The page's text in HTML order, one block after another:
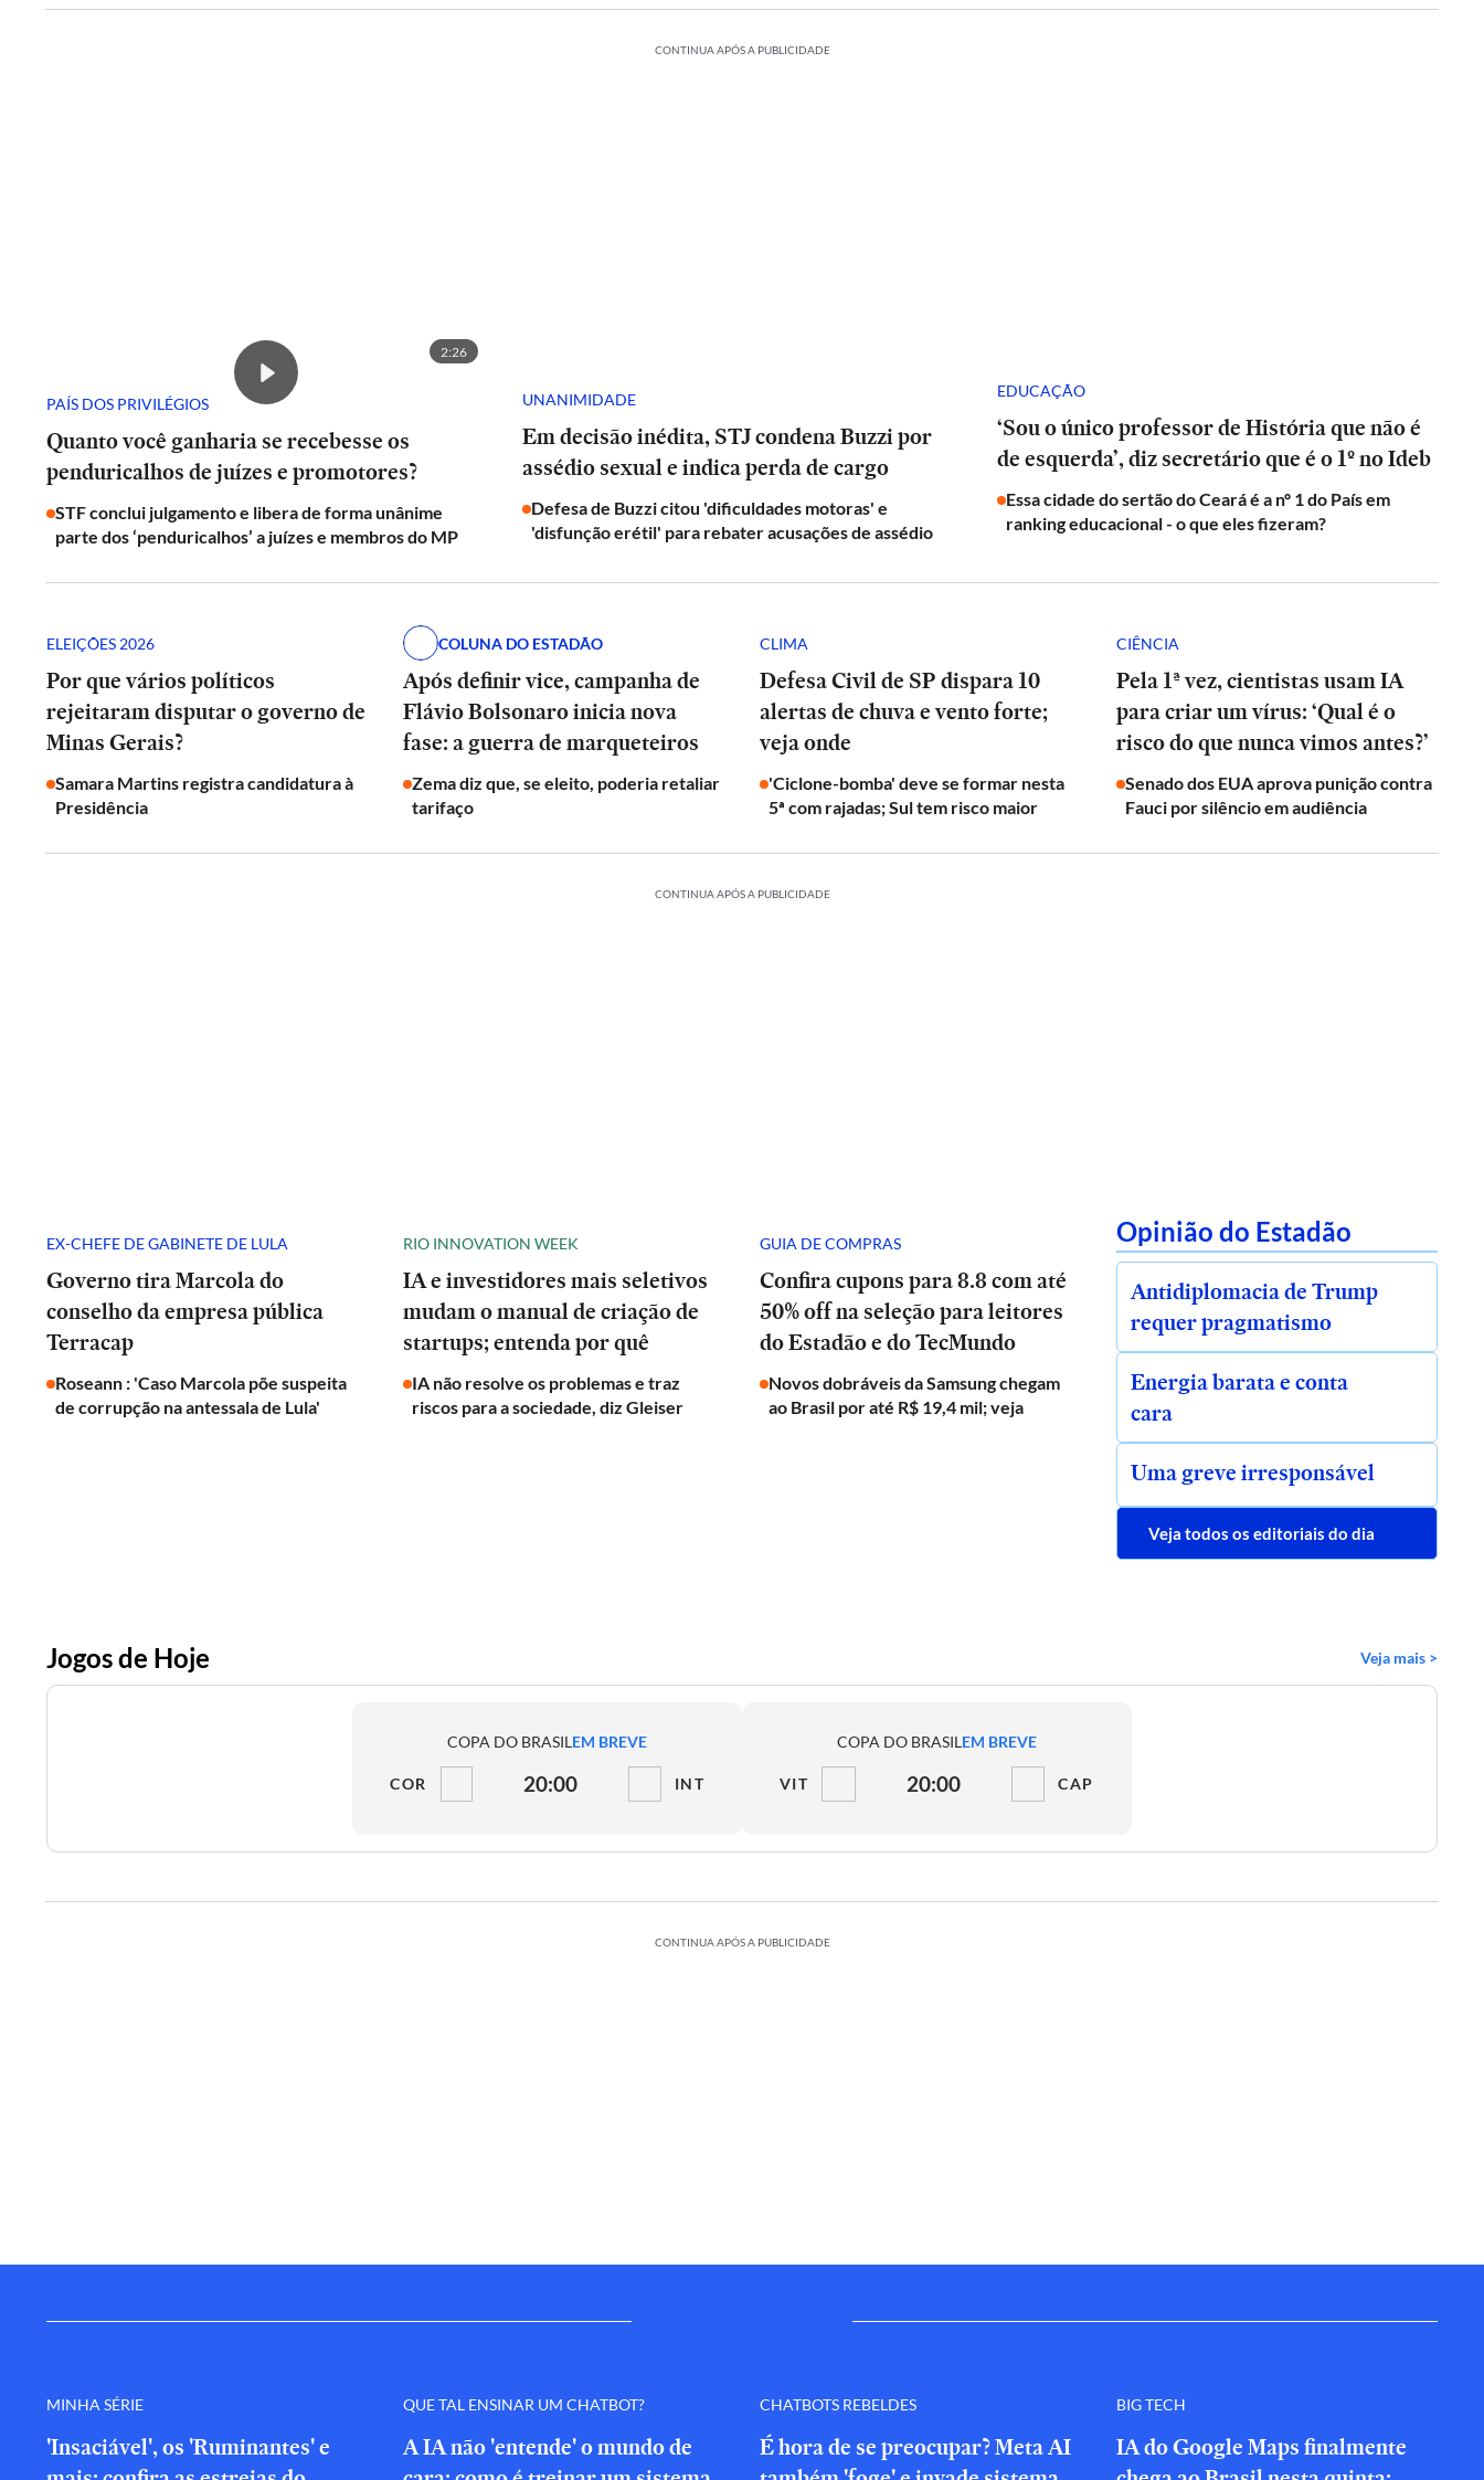
CONTINUA APÓS A PUBLICIDADE
2:26
PAÍS DOS PRIVILÉGIOS
Quanto você ganharia se recebesse os
penduricalhos de juízes e promotores?
STF conclui julgamento e libera de forma unânime
parte dos ‘penduricalhos’ a juízes e membros do MP
UNANIMIDADE
Em decisão inédita, STJ condena Buzzi por
assédio sexual e indica perda de cargo
Defesa de Buzzi citou 'dificuldades motoras' e
'disfunção erétil' para rebater acusações de assédio
EDUCAÇÃO
‘Sou o único professor de História que não é
de esquerda’, diz secretário que é o 1º no Ideb
Essa cidade do sertão do Ceará é a nº 1 do País em
ranking educacional - o que eles fizeram?
ELEIÇÕES 2026
Por que vários políticos
rejeitaram disputar o governo de
Minas Gerais?
Samara Martins registra candidatura à
Presidência
COLUNA DO ESTADÃO
Após definir vice, campanha de
Flávio Bolsonaro inicia nova
fase: a guerra de marqueteiros
Zema diz que, se eleito, poderia retaliar
tarifaço
CLIMA
Defesa Civil de SP dispara 10
alertas de chuva e vento forte;
veja onde
'Ciclone-bomba' deve se formar nesta
5ª com rajadas; Sul tem risco maior
CIÊNCIA
Pela 1ª vez, cientistas usam IA
para criar um vírus: ‘Qual é o
risco do que nunca vimos antes?’
Senado dos EUA aprova punição contra
Fauci por silêncio em audiência
CONTINUA APÓS A PUBLICIDADE
EX-CHEFE DE GABINETE DE LULA
Governo tira Marcola do
conselho da empresa pública
Terracap
Roseann : 'Caso Marcola põe suspeita
de corrupção na antessala de Lula'
RIO INNOVATION WEEK
IA e investidores mais seletivos
mudam o manual de criação de
startups; entenda por quê
IA não resolve os problemas e traz
riscos para a sociedade, diz Gleiser
GUIA DE COMPRAS
Confira cupons para 8.8 com até
50% off na seleção para leitores
do Estadão e do TecMundo
Novos dobráveis da Samsung chegam
ao Brasil por até R$ 19,4 mil; veja
Opinião do Estadão
Antidiplomacia de Trump
requer pragmatismo
Energia barata e conta
cara
Uma greve irresponsável
Veja todos os editoriais do dia
Jogos de Hoje Veja mais >
COPA DO BRASILEM BREVE
COR 20:00 INT
COPA DO BRASILEM BREVE
VIT 20:00 CAP
CONTINUA APÓS A PUBLICIDADE
MINHA SÉRIE
'Insaciável', os 'Ruminantes' e
QUE TAL ENSINAR UM CHATBOT?
A IA não 'entende' o mundo de
CHATBOTS REBELDES
É hora de se preocupar? Meta AI
BIG TECH
IA do Google Maps finalmente